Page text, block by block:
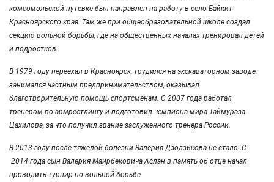
комсомольской путевке был направлен на работу в село Байкит
Красноярского края. Там же при общеобразовательной школе создал
секцию вольной борьбы, где на общественных началах тренировал детей
и подростков.
В 1979 году переехал в Красноярск, трудился на экскаваторном заводе,
занимался частным предпринимательством, оказывал
благотворительную помощь спортсменам. С 2007 года работал
тренером по армрестлингу и подготовил чемпиона мира Таймураза
Цахилова, за что получил звание заслуженного тренера России.
В 2013 году после тяжелой болезни Валерия Дзодзикова не стало. С
2014 года сын Валерия Маирбековича Аслан в память об отце начал
проводить турнир по вольной борьбе.